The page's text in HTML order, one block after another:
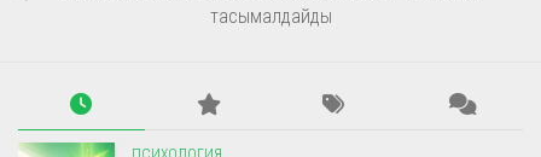
тасымалдайды